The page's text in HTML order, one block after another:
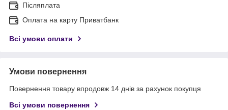
Післяплата
Оплата на карту Приватбанк
Всі умови оплати
Умови повернення
Повернення товару впродовж 14 днів за рахунок покупця
Всі умови повернення